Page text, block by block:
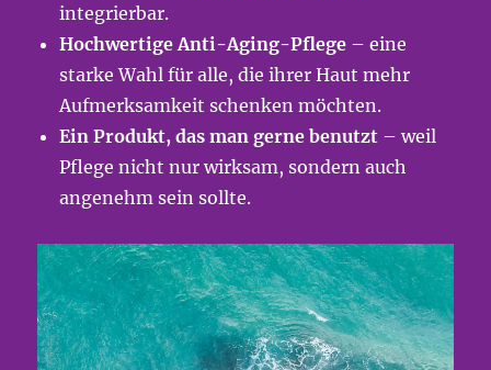
integrierbar.
Hochwertige Anti-Aging-Pflege – eine
starke Wahl für alle, die ihrer Haut mehr
Aufmerksamkeit schenken möchten.
Ein Produkt, das man gerne benutzt – weil
Pflege nicht nur wirksam, sondern auch
angenehm sein sollte.